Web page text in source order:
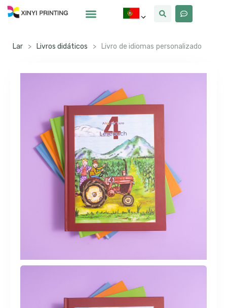
Lar > Livros didáticos > Livro de idiomas personalizado